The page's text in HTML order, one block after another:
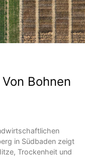
Bohnen
in Südbaden zeigt
Trockenheit und